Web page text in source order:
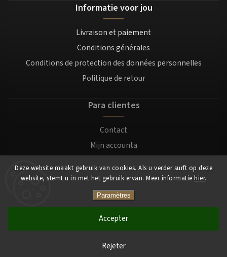
Deze website maakt gebruik van cookies. Als u verder surft op deze
website, stemt u in met het gebruik ervan. Meer informatie hier.
Paramètres
Rejeter
Accepter
Informatie voor jou
Livraison et paiement
Conditions générales
Conditions de protection des données personnelles
Politique de retour
Para clientes
Contact
Mijn accounta
Login
Mocafino.be